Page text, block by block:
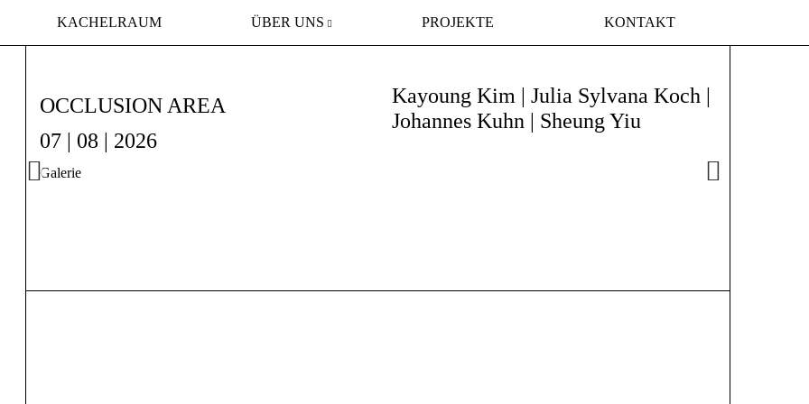
KACHELRAUM ÜBER UNS PROJEKTE KONTAKT
OCCLUSION AREA
07 | 08 | 2026
Galerie
Kayoung Kim | Julia Sylvana Koch |
Johannes Kuhn | Sheung Yiu